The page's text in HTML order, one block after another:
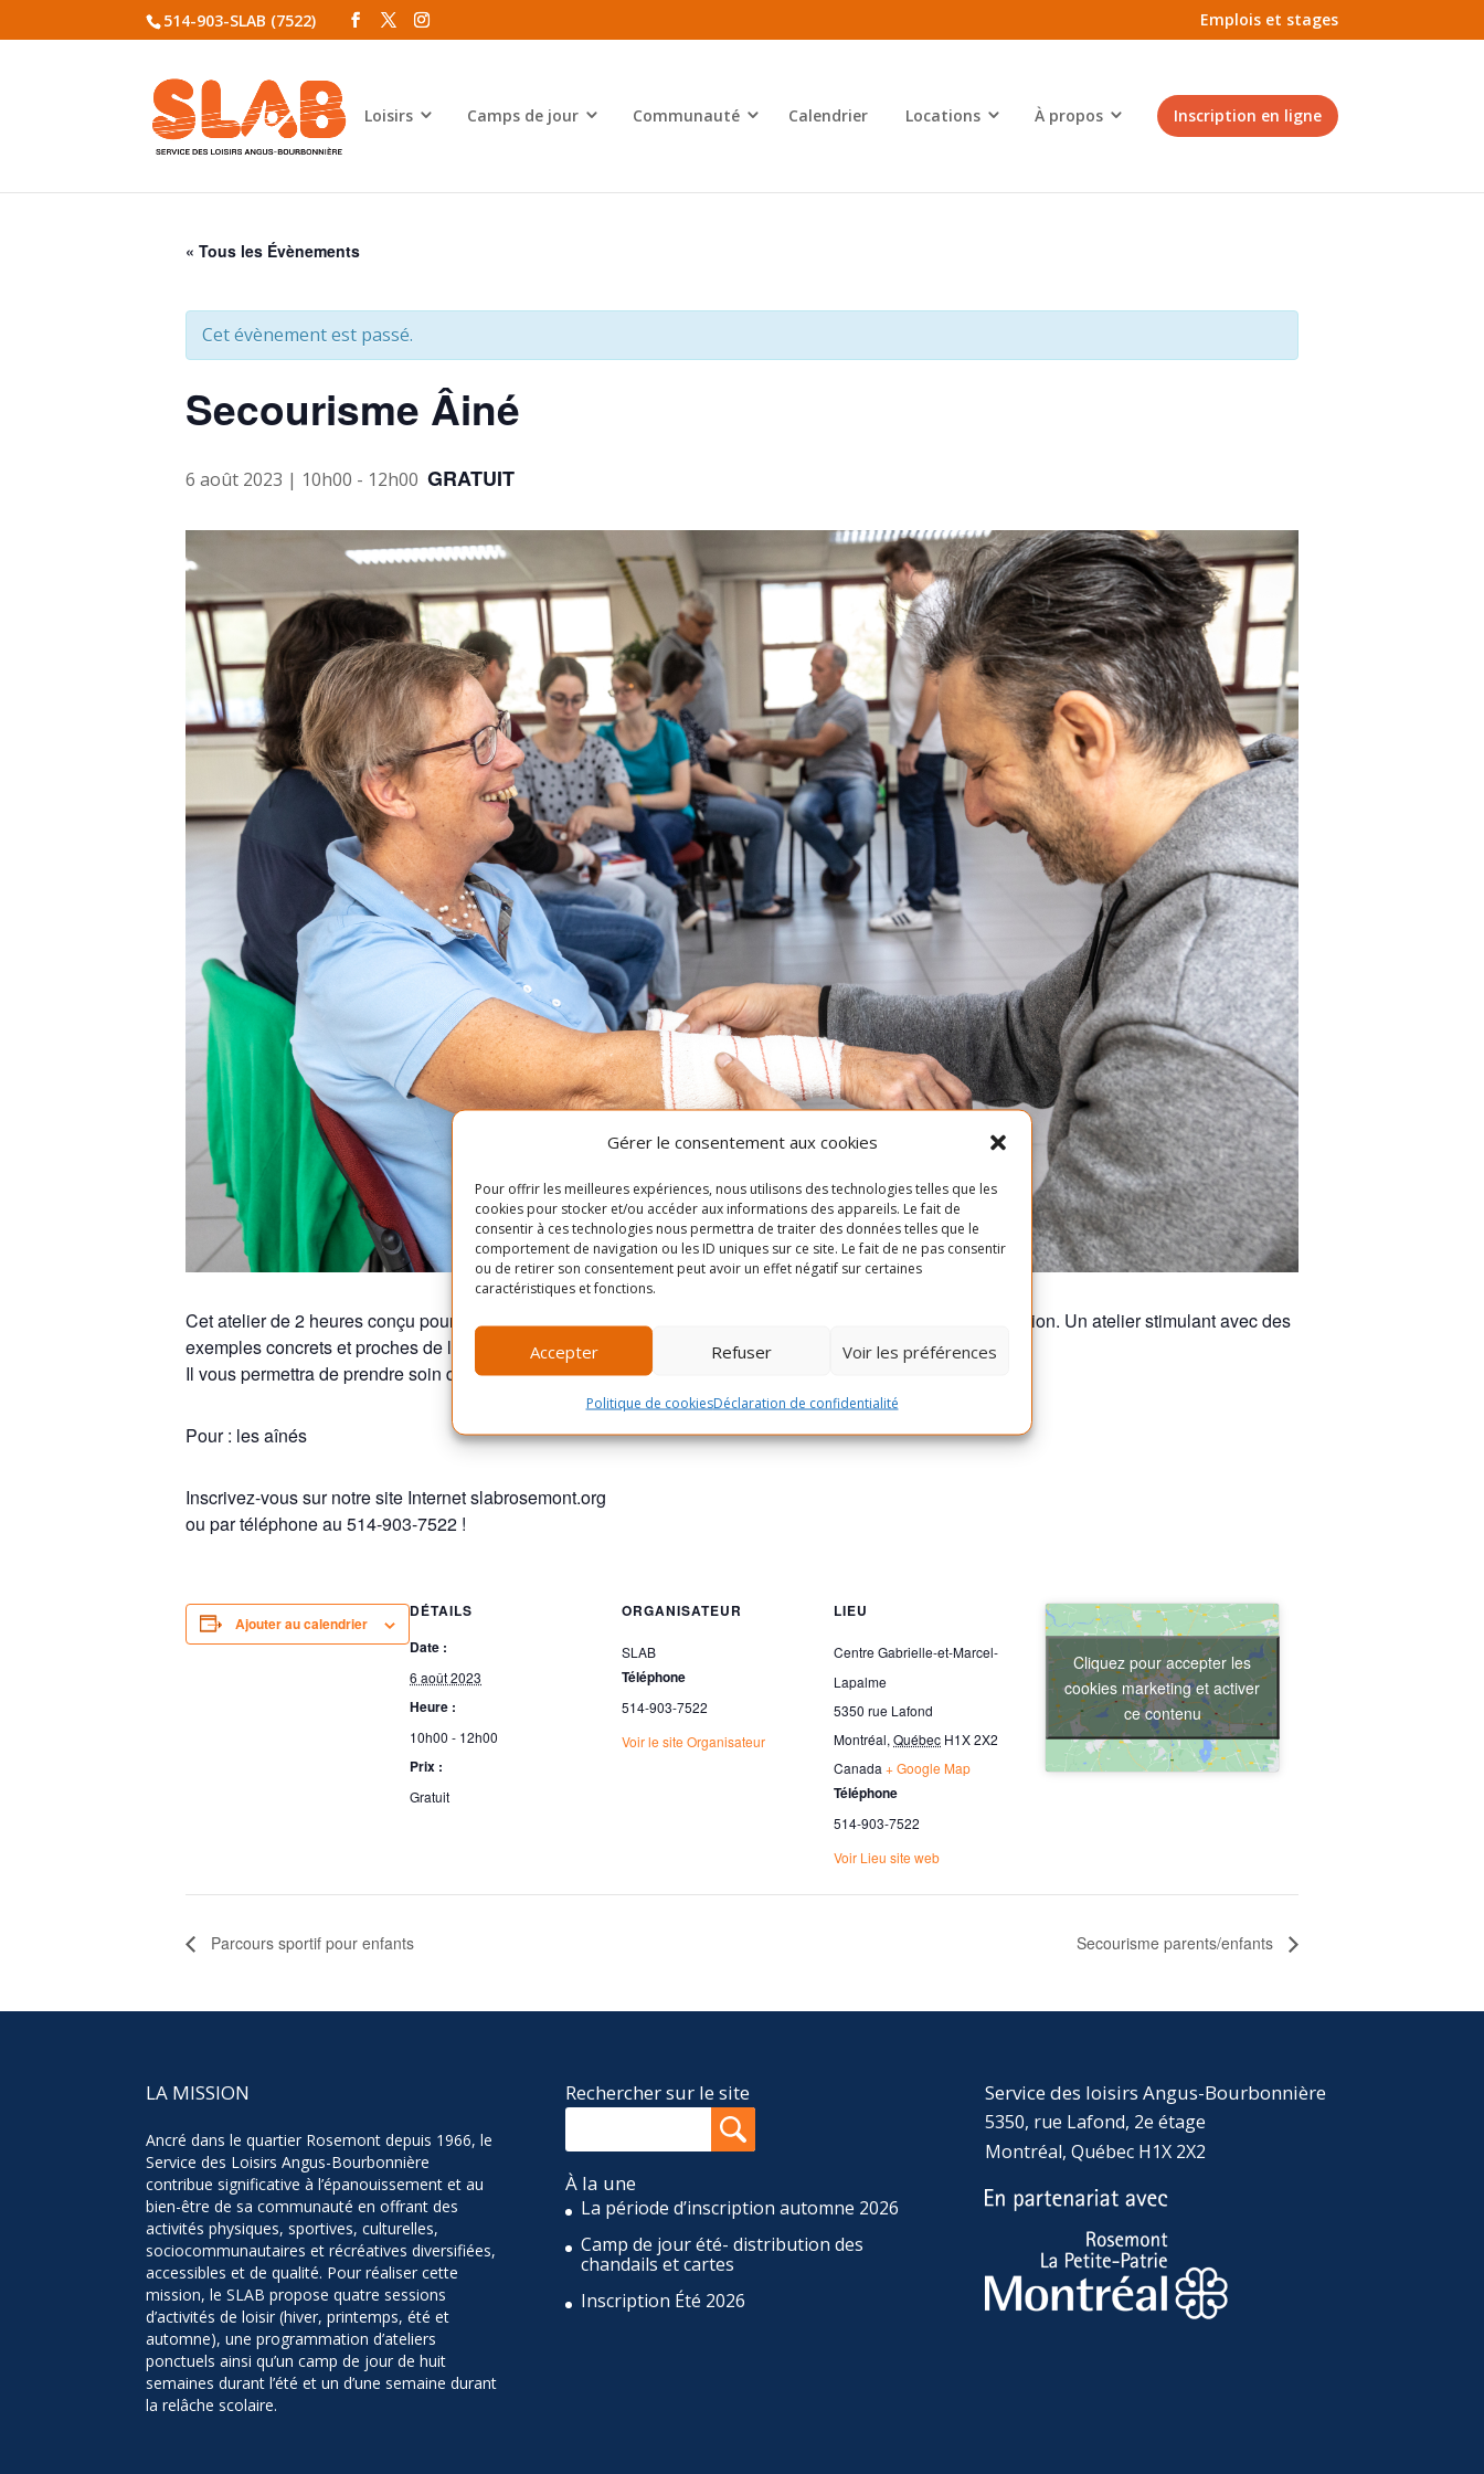
Gérer le consentement aux cookies
Pour offrir les meilleures expériences, nous utilisons des technologies telles que les
cookies pour stocker et/ou accéder aux informations des appareils. Le fait de
consentir à ces technologies nous permettra de traiter des données telles que le
comportement de navigation ou les ID uniques sur ce site. Le fait de ne pas consentir
ou de retirer son consentement peut avoir un effet négatif sur certaines
caractéristiques et fonctions.
Accepter Refuser Voir les préférences
Politique de cookiesDéclaration de confidentialité
514-903-SLAB (7522) Emplois et stages
Loisirs Camps de jour Communauté Calendrier Locations À propos Inscription en ligne
« Tous les Évènements
Cet évènement est passé.
Secourisme Âiné
6 août 2023 | 10h00 - 12h00 GRATUIT
Cet atelier de 2 heures conçu pour les ainés est composé d’exercices pratiques et de jeux de mises en situation. Un atelier stimulant avec des
exemples concrets et proches de la réalité, adapté à votre condition physique.
Il vous permettra de prendre soin de votre entourage et de vous-même en cas d’urgence.
Pour : les aînés
Inscrivez-vous sur notre site Internet slabrosemont.org
ou par téléphone au 514-903-7522 !
Ajouter au calendrier
DÉTAILS
Date :
6 août 2023
Heure :
10h00 - 12h00
Prix :
Gratuit
ORGANISATEUR
SLAB
Téléphone
514-903-7522
Voir le site Organisateur
LIEU
Centre Gabrielle-et-Marcel-
Lapalme
5350 rue Lafond
Montréal, Québec H1X 2X2
Canada + Google Map
Téléphone
514-903-7522
Voir Lieu site web
Cliquez pour accepter les
cookies marketing et activer
ce contenu
Parcours sportif pour enfants Secourisme parents/enfants
LA MISSION
Ancré dans le quartier Rosemont depuis 1966, le
Service des Loisirs Angus-Bourbonnière
contribue significative à l’épanouissement et au
bien-être de sa communauté en offrant des
activités physiques, sportives, culturelles,
sociocommunautaires et récréatives diversifiées,
accessibles et de qualité. Pour réaliser cette
mission, le SLAB propose quatre sessions
d’activités de loisir (hiver, printemps, été et
automne), une programmation d’ateliers
ponctuels ainsi qu’un camp de jour de huit
semaines durant l’été et un d’une semaine durant
la relâche scolaire.
Rechercher sur le site
À la une
La période d’inscription automne 2026
Camp de jour été- distribution des
chandails et cartes
Inscription Été 2026
Service des loisirs Angus-Bourbonnière
5350, rue Lafond, 2e étage
Montréal, Québec H1X 2X2